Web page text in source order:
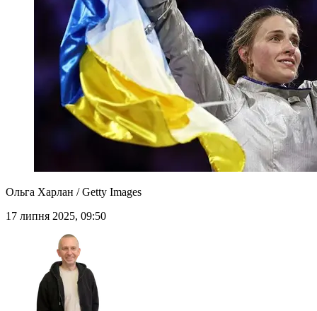
Ольга Харлан / Getty Images
17 липня 2025, 09:50